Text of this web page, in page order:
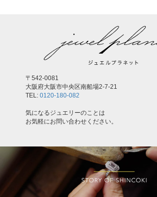
〒542-0081
大阪府大阪市中央区南船場2-7-21
TEL: 0120-180-082
気になるジュエリーのことは
お気軽にお問い合わせください。